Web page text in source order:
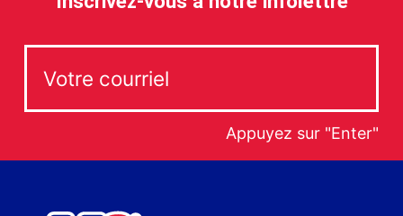
Appuyez sur "Enter"